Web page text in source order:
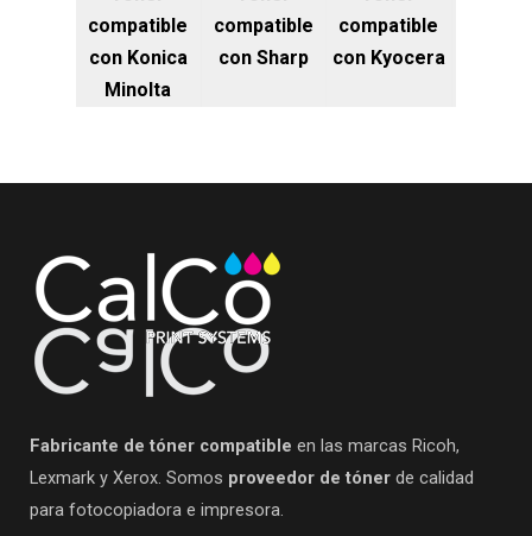
compatible
con Konica
Minolta
compatible
con Sharp
compatible
con Kyocera
Fabricante de tóner compatible en las marcas Ricoh,
Lexmark y Xerox. Somos proveedor de tóner de calidad
para fotocopiadora e impresora.